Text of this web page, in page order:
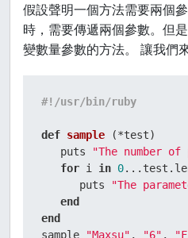
假設聲明一個方法需要兩個
時，需要傳遞兩個參數。但
變數量參數的方法。 讓我們
#!/usr/bin/ruby
def sample (*test)
   puts
"The number
for i in 0
      puts
"The
end
end
sample
"Maxsu" , "6" ,